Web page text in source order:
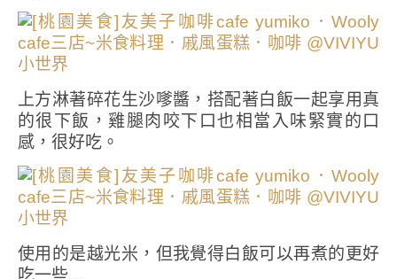
上方淋著碎花生沙嗲醬，搭配著白飯一起享用真
的很下飯，雞腿肉咬下口也相當入味緊實的口
感，很好吃。
使用的是越光米，但我覺得白飯可以再煮的更好